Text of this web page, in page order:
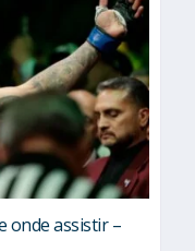
onde assistir –